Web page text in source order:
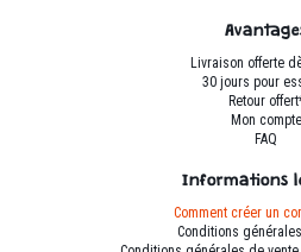
Livraison offerte
30 jours pour
Retour
Mon compte
FAQ
Informations
Comment créer un
Conditions